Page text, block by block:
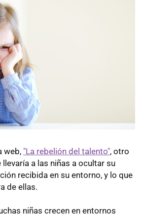
web, "La rebelión del talento", otro
a las niñas a ocultar su
recibida en su entorno, y lo que
de ellas.
niñas crecen en entornos